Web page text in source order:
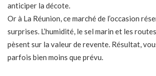
anticiper la décote.
Or à La Réunion, ce marché de l’occasion
surprises. L’humidité, le sel marin et les
pèsent sur la valeur de revente. Résultat,
parfois bien moins que prévu.